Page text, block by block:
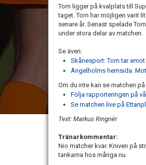
Torn ligger på kvalplats till
taget. Torn har möjligen varit
senare år. Senast spelade
under stora delar av matchen.
Se även:
Skånesport: Torn tar
Ängelholms hemsida:
Om du inte kan se matchen
Följa rapporteringen på
Se matchen live på
Text: Markus Ringnér
Tränarkommentar:
Nio matcher kvar. Kniven på
tankarna hos många nu.